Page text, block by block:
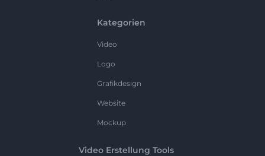
Kategorien
Video
Logo
Grafikdesign
Website
Mockup
Video Erstellung Tools